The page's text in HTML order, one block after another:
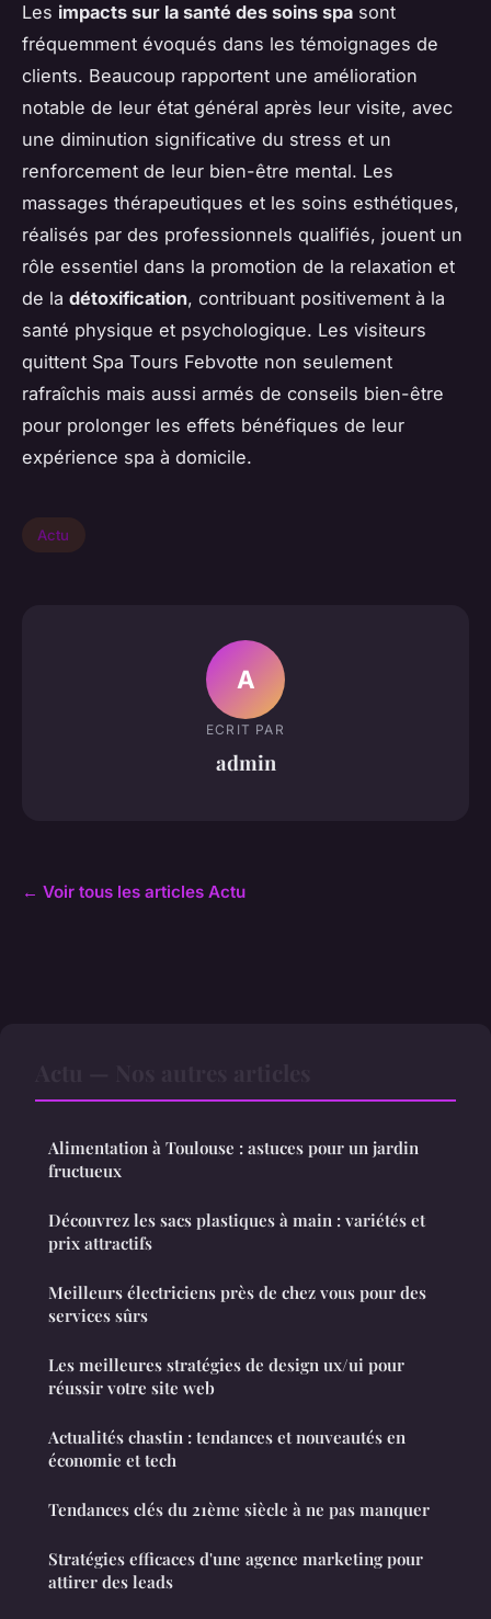
Les impacts sur la santé des soins spa sont
fréquemment évoqués dans les témoignages de
clients. Beaucoup rapportent une amélioration
notable de leur état général après leur visite, avec
une diminution significative du stress et un
renforcement de leur bien-être mental. Les
massages thérapeutiques et les soins esthétiques,
réalisés par des professionnels qualifiés, jouent un
rôle essentiel dans la promotion de la relaxation et
de la détoxification, contribuant positivement à la
santé physique et psychologique. Les visiteurs
quittent Spa Tours Febvotte non seulement
rafraîchis mais aussi armés de conseils bien-être
pour prolonger les effets bénéfiques de leur
expérience spa à domicile.
Actu
A
ECRIT PAR
admin
← Voir tous les articles Actu
Alimentation à Toulouse : astuces pour un jardin
fructueux
Découvrez les sacs plastiques à main : variétés et
prix attractifs
Meilleurs électriciens près de chez vous pour des
services sûrs
Les meilleures stratégies de design ux/ui pour
réussir votre site web
Actualités chastin : tendances et nouveautés en
économie et tech
Tendances clés du 21ème siècle à ne pas manquer
Stratégies efficaces d'une agence marketing pour
attirer des leads